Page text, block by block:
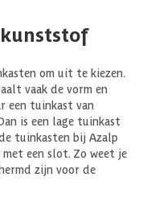
om uit te kiezen.
vaak de vorm en
een tuinkast van
is een lage tuinkast
tuinkasten bij Azalp
een slot. Zo weet je
zijn voor de